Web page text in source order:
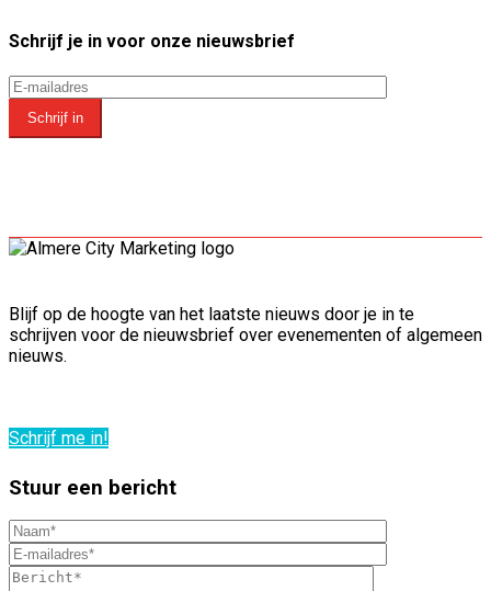
Schrijf je in voor onze nieuwsbrief
Schrijf in
Blijf op de hoogte van het laatste nieuws door je in te
schrijven voor de nieuwsbrief over evenementen of algemeen
nieuws.
Schrijf me in!
Stuur een bericht